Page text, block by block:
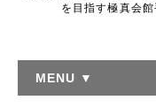
を目指す極真会
MENU ▼